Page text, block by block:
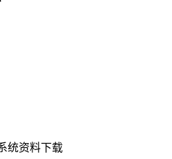
统资料下载